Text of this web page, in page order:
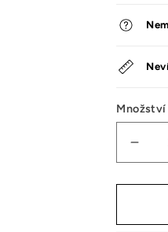
Množství